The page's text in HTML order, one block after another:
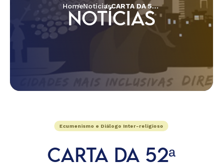
HomeNotícias CARTA DA 52ª ASSEMBLEIA ORDINÁRIA DA CESE
NOTÍCIAS
Ecumenismo e Diálogo Inter-religioso
CARTA DA 52ª